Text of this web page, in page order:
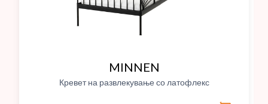
MINNEN
Кревет на развлекување со латофлекс